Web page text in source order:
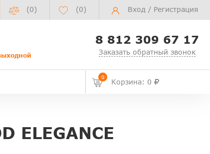
(0) (0) Вход / Регистрация
8 812 309 67 17
Заказать обратный звонок
0
Корзина: 0
ELEGANCE